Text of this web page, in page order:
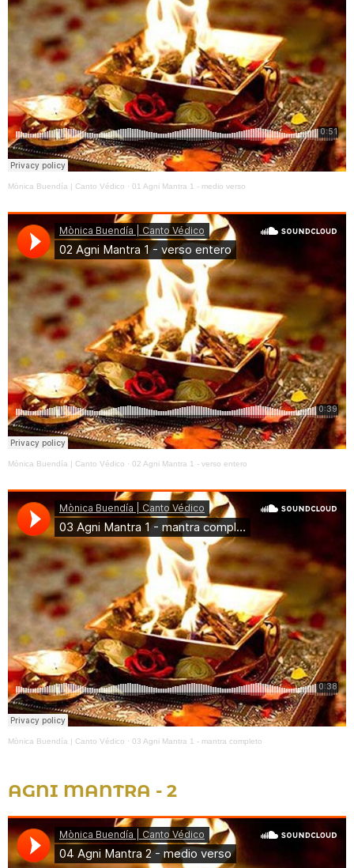
Mònica Buendía | Canto Védico · 01 Agni Mantra 1 - medio verso
Mònica Buendía | Canto Védico · 02 Agni Mantra 1 - verso entero
Mònica Buendía | Canto Védico · 03 Agni Mantra 1 - mantra completo
AGNI MANTRA - 2